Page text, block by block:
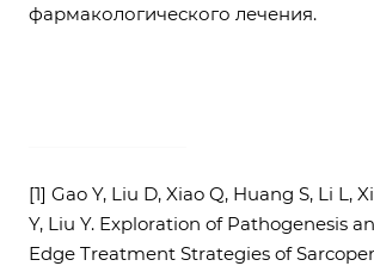
фармакологического лечения.
[1] Gao Y, Liu D, Xiao Q, Huang S, Li L,
Y, Liu Y. Exploration of Pathogenesis
Edge Treatment Strategies of